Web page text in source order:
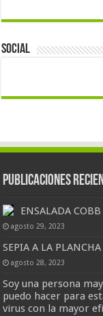
Social
Publicaciones
ENSALADA COBB
agosto 29, 2023
SEPIA A LA PLANCHA
agosto 28, 2023
Soy una persona
puedo hacer para
virus con la mayor